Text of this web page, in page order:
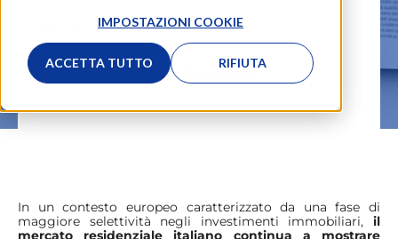
IMPOSTAZIONI COOKIE
ACCETTA TUTTO RIFIUTA
#Ricerche di Mercato
In un contesto europeo caratterizzato da una fase di
maggiore selettività negli investimenti immobiliari, il
mercato residenziale italiano continua a mostrare